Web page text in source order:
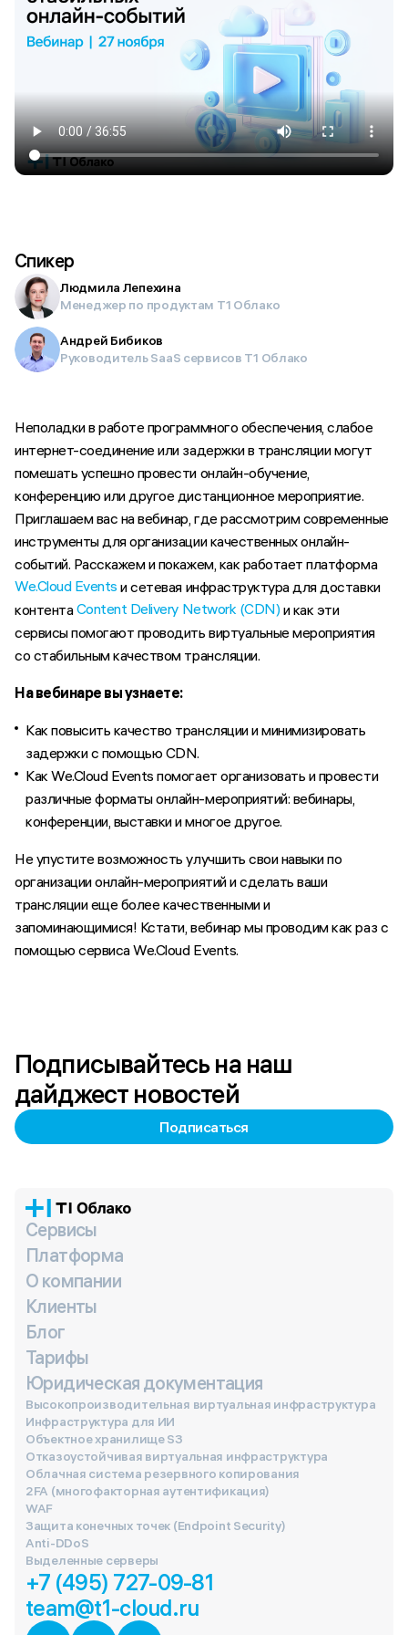
Спикер
Людмила Лепехина
Менеджер по продуктам Т1 Облако
Андрей Бибиков
Руководитель SaaS сервисов Т1 Облако
Неполадки в работе программного обеспечения, слабое
интернет-соединение или задержки в трансляции могут
помешать успешно провести онлайн-обучение,
конференцию или другое дистанционное мероприятие.
Приглашаем вас на вебинар, где рассмотрим современные
инструменты для организации качественных онлайн-
событий. Расскажем и покажем, как работает платформа
We.Cloud Events и сетевая инфраструктура для доставки
контентаContent Delivery Network (CDN) и как эти
сервисы помогают проводить виртуальные мероприятия
со стабильным качеством трансляции.
На вебинаре вы узнаете:
Как повысить качество трансляции и минимизировать
задержки с помощью CDN.
Как We.Cloud Events помогает организовать и провести
различные форматы онлайн-мероприятий: вебинары,
конференции, выставки и многое другое.
Не упустите возможность улучшить свои навыки по
организации онлайн-мероприятий и сделать ваши
трансляции еще более качественными и
запоминающимися! Кстати, вебинар мы проводим как раз с
помощью сервиса We.Cloud Events.
Подписывайтесь на наш
дайджест новостей
Подписаться
Сервисы
Платформа
О компании
Клиенты
Блог
Тарифы
Юридическая документация
Высокопроизводительная виртуальная инфраструктура
Инфраструктура для ИИ
Объектное хранилище S3
Отказоустойчивая виртуальная инфраструктура
Облачная система резервного копирования
2FA (многофакторная аутентификация)
WAF
Защита конечных точек (Endpoint Security)
Anti-DDoS
Выделенные серверы
+7 (495) 727-09-81
team@t1-cloud.ru